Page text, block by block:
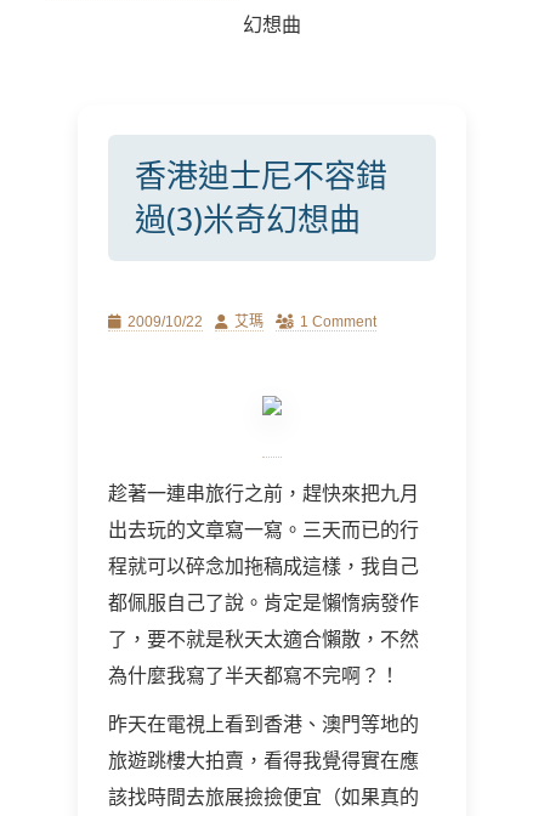
幻想曲
香港迪士尼不容錯
過(3)米奇幻想曲
Posted
2009/10/22 Author
艾瑪 1 Comment
趁著一連串旅行之前，趕快來把九月
出去玩的文章寫一寫。三天而已的行
程就可以碎念加拖稿成這樣，我自己
都佩服自己了說。肯定是懶惰病發作
了，要不就是秋天太適合懶散，不然
為什麼我寫了半天都寫不完啊？！
昨天在電視上看到香港、澳門等地的
旅遊跳樓大拍賣，看得我覺得實在應
該找時間去旅展撿撿便宜（如果真的